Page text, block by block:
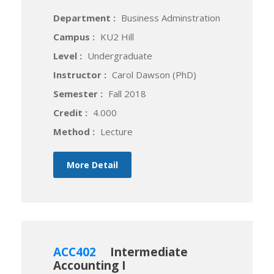
Department : Business Adminstration
Campus : KU2 Hill
Level : Undergraduate
Instructor : Carol Dawson (PhD)
Semester : Fall 2018
Credit : 4.000
Method : Lecture
More Detail
ACC402
Intermediate
Accounting I